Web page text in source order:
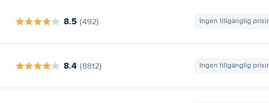
8.5 (492) Ingen tillgänglig
8.4 (8812) Ingen tillgänglig